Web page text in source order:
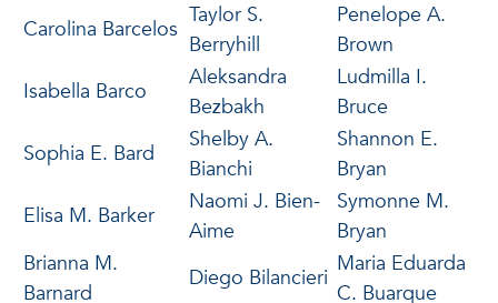
Carolina Barcelos
Taylor S.
Berryhill
Penelope A.
Brown
Isabella Barco
Aleksandra
Bezbakh
Ludmilla I.
Bruce
Sophia E. Bard
Shelby A.
Bianchi
Shannon E.
Bryan
Elisa M. Barker
Naomi J. Bien-
Aime
Symonne M.
Bryan
Brianna M.
Barnard
Diego Bilancieri
Maria Eduarda
C. Buarque